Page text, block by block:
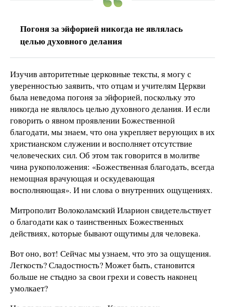
Погоня за эйфорией никогда не являлась
целью духовного делания
Изучив авторитетные церковные тексты, я могу с
уверенностью заявить, что отцам и учителям Церкви
была неведома погоня за эйфорией, поскольку это
никогда не являлось целью духовного делания. И если
говорить о явном проявлении Божественной
благодати, мы знаем, что она укрепляет верующих в их
христианском служении и восполняет отсутствие
человеческих сил. Об этом так говорится в молитве
чина рукоположения: «Божественная благодать, всегда
немощная врачующая и оскудевающая
восполняющая». И ни слова о внутренних ощущениях.
Митрополит Волоколамский Иларион свидетельствует
о благодати как о таинственных Божественных
действиях, которые бывают ощутимы для человека.
Вот оно, вот! Сейчас мы узнаем, что это за ощущения.
Легкость? Сладостность? Может быть, становится
больше не стыдно за свои грехи и совесть наконец
умолкает?